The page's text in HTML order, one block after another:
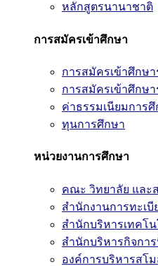
หลักสูตรนานาชาติ
การสมัครเข้าศึกษา
การสมัครเข้าศึก
การสมัครเข้าศึกษ
ค่าธรรมเนียมการศึ
ทุนการศึกษา
หน่วยงานการศึกษา
คณะ วิทยาลัย และ
สำนักงานการทะเบี
สำนักบริหารเทคโ
สำนักบริหารกิจกา
องค์การบริหารสโ